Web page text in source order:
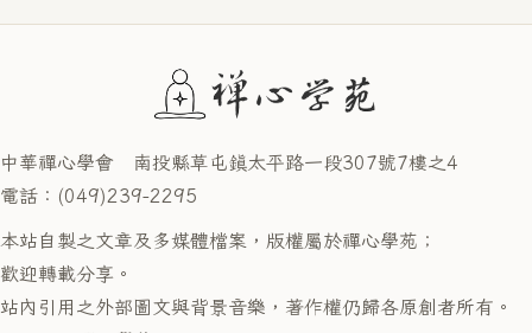
中華禪心學會 南投縣草屯鎮太平路一段307號7樓之4
電話：(049)239-2295
本站自製之文章及多媒體檔案，版權屬於禪心學苑；
歡迎轉載分享。
站內引用之外部圖文與背景音樂，著作權仍歸各原創者所有。